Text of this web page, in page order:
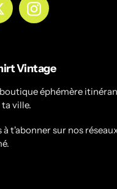
TwitterInstagram
Vintage
éphémère
ville.
à t'abonner sur nos